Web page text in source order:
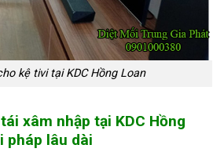
kệ tivi tại KDC Hồng Loan
xâm nhập tại KDC Hồng
pháp lâu dài